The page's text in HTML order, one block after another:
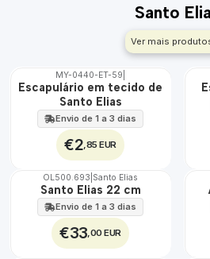
Santo
Ver mais
🇵🇹
ÁGUA
MY-0440-ET-59
Escapulário em tecido de
Santo Elias
Envio de 1 a 3 dias
€2 ,85 EUR
🇵🇹
100%
OL500.693 Santo Elias
Santo Elias 22 cm
Envio de 1 a 3 dias
€33 ,00 EUR